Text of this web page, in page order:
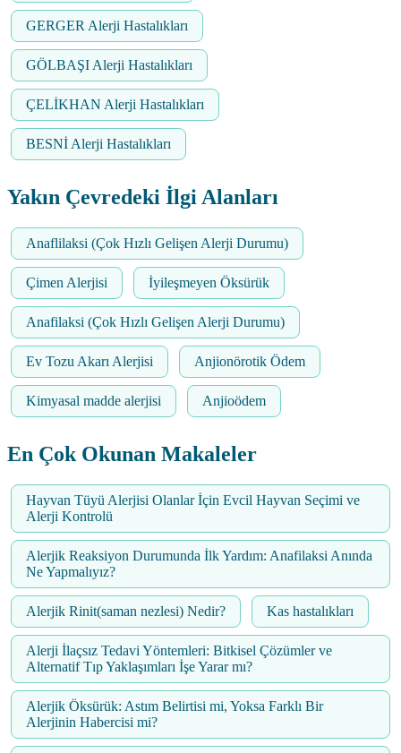
GERGER Alerji Hastalıkları
GÖLBAŞI Alerji Hastalıkları
ÇELİKHAN Alerji Hastalıkları
BESNİ Alerji Hastalıkları
Yakın Çevredeki İlgi Alanları
Anaflilaksi (Çok Hızlı Gelişen Alerji Durumu)
Çimen Alerjisi İyileşmeyen Öksürük
Anafilaksi (Çok Hızlı Gelişen Alerji Durumu)
Ev Tozu Akarı Alerjisi Anjionörotik Ödem
Kimyasal madde alerjisi Anjioödem
En Çok Okunan Makaleler
Hayvan Tüyü Alerjisi Olanlar İçin Evcil Hayvan Seçimi ve
Alerji Kontrolü
Alerjik Reaksiyon Durumunda İlk Yardım: Anafilaksi Anında
Ne Yapmalıyız?
Alerjik Rinit(saman nezlesi) Nedir? Kas hastalıkları
Alerji İlaçsız Tedavi Yöntemleri: Bitkisel Çözümler ve
Alternatif Tıp Yaklaşımları İşe Yarar mı?
Alerjik Öksürük: Astım Belirtisi mi, Yoksa Farklı Bir
Alerjinin Habercisi mi?